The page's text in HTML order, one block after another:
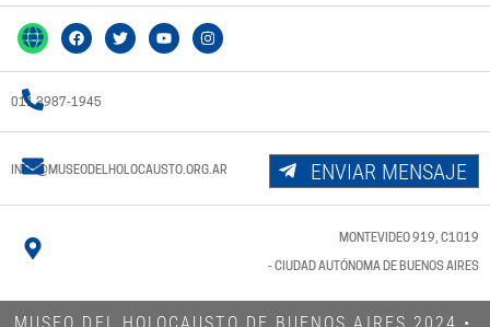
011 3987-1945
INFO@MUSEODELHOLOCAUSTO.ORG.AR ENVIAR MENSAJE
MONTEVIDEO 919, C1019
- CIUDAD AUTÓNOMA DE BUENOS AIRES